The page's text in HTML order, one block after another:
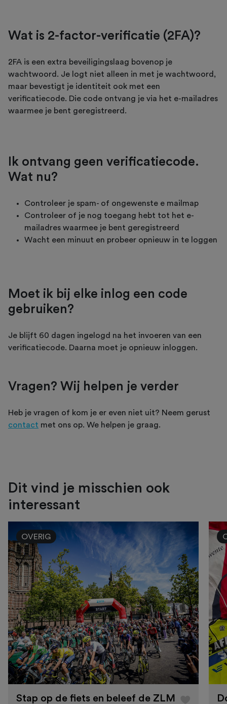
Wat is 2-factor-verificatie (2FA)?
2FA is een extra beveiligingslaag bovenop je
wachtwoord. Je logt niet alleen in met je wachtwoord,
maar bevestigt je identiteit ook met een
verificatiecode. Die code ontvang je via het e-mailadres
waarmee je bent geregistreerd.
Ik ontvang geen verificatiecode.
Wat nu?
Controleer je spam- of ongewenste e mailmap
Controleer of je nog toegang hebt tot het e-
mailadres waarmee je bent geregistreerd
Wacht een minuut en probeer opnieuw in te loggen
Moet ik bij elke inlog een code
gebruiken?
Je blijft 60 dagen ingelogd na het invoeren van een
verificatiecode. Daarna moet je opnieuw inloggen.
Vragen? Wij helpen je verder
Heb je vragen of kom je er even niet uit? Neem gerust
contact met ons op. We helpen je graag.
Dit vind je misschien ook
interessant
OVERIG
Stap op de fiets en beleef de ZLM